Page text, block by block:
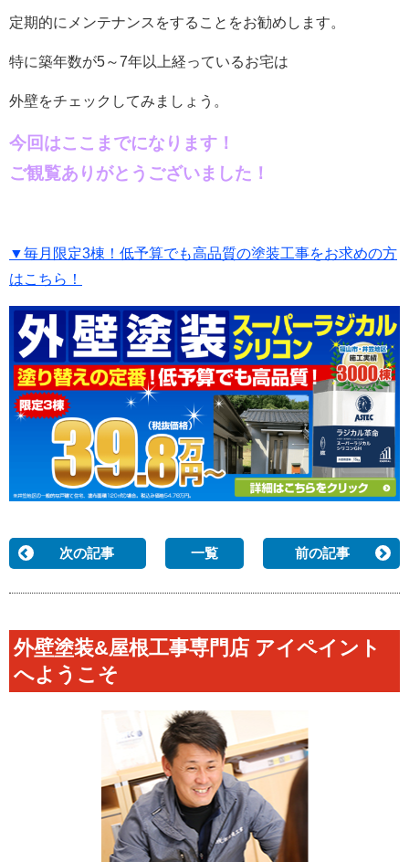
定期的にメンテナンスをすることをお勧めします。
特に築年数が5～7年以上経っているお宅は
外壁をチェックしてみましょう。
今回はここまでになります！
ご観覧ありがとうございました！
▼毎月限定3棟！低予算でも高品質の塗装工事をお求めの方
はこちら！
次の記事 一覧 前の記事
外壁塗装&屋根工事専門店 アイペイント
へようこそ